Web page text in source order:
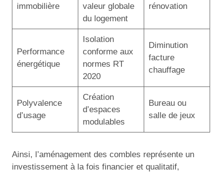
immobilière
valeur globale
du logement
rénovation
Performance
énergétique
Isolation
conforme aux
normes RT
2020
Diminution
facture
chauffage
Polyvalence
d’usage
Création
d’espaces
modulables
Bureau ou
salle de jeux
Ainsi, l’aménagement des combles représente un
investissement à la fois financier et qualitatif,